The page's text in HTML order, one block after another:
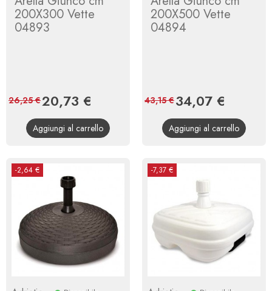
200X300 Vette
04893
Prezzo
20,73 €
base
26,25 €
Aggiungi al carrello
200X500 Vette
04894
Prezzo
34,07 €
base
43,15 €
Aggiungi al carrello
-2,64 € -7,37 €